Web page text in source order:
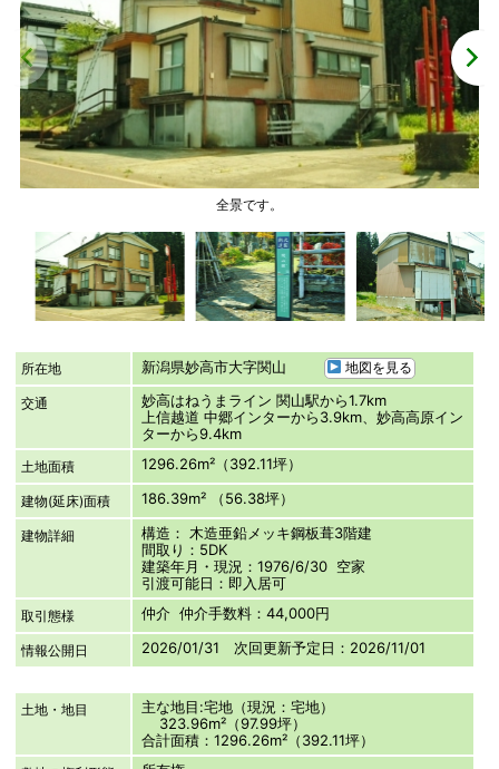
全景です。
所在地 新潟県妙高市大字関山 地図を見る
交通
妙高はねうまライン 関山駅から1.7km
上信越道 中郷インターから3.9km、妙高高原イン
ターから9.4km
土地面積 1296.26m²（392.11坪）
建物(延床)面積 186.39m² （56.38坪）
建物詳細
構造： 木造亜鉛メッキ鋼板葺3階建
間取り：5DK
建築年月・現況：1976/6/30 空家
引渡可能日：即入居可
取引態様 仲介 仲介手数料：44,000円
情報公開日 2026/01/31 次回更新予定日：2026/11/01
土地・地目
主な地目:宅地（現況：宅地）
323.96m²（97.99坪）
合計面積：1296.26m²（392.11坪）